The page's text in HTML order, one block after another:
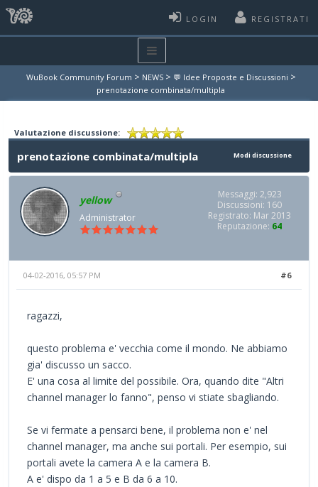
LOGIN REGISTRATI
WuBook Community Forum > NEWS > 💬 Idee Proposte e Discussioni >
prenotazione combinata/multipla
Valutazione discussione:
Modi discussione
prenotazione combinata/multipla
yellow
Administrator
Messaggi: 2,923
Discussioni: 160
Registrato: Mar 2013
Reputazione: 64
#6
04-02-2016, 05:57 PM
ragazzi,
questo problema e' vecchia come il mondo. Ne abbiamo
gia' discusso un sacco.
E' una cosa al limite del possibile. Ora, quando dite "Altri
channel manager lo fanno", penso vi stiate sbagliando.
Se vi fermate a pensarci bene, il problema non e' nel
channel manager, ma anche sui portali. Per esempio, sui
portali avete la camera A e la camera B.
A e' dispo da 1 a 5 e B da 6 a 10.